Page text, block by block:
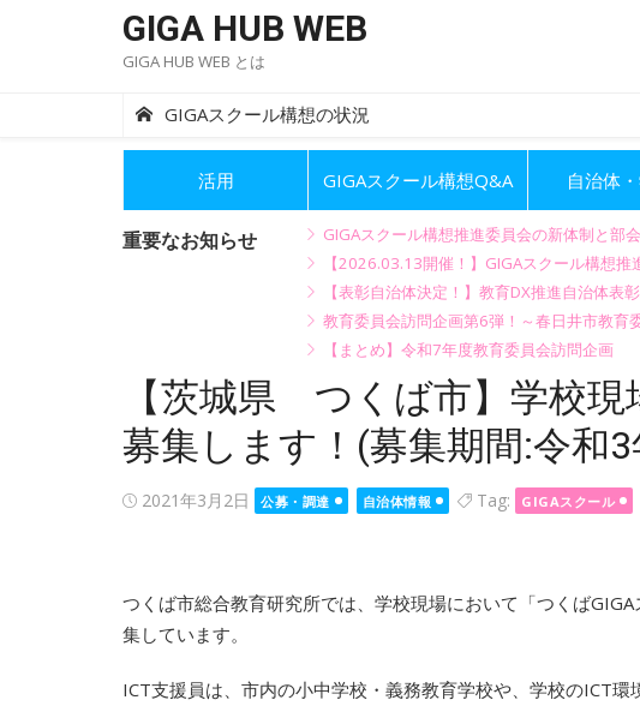
GIGA HUB WEB
GIGA HUB WEB とは
GIGAスクール構想の状況
活用 GIGAスクール構想Q&A 自治体
重要なお知らせ
GIGAスクール構想推進委員会の新体制と部
【2026.03.13開催！】GIGAスクール構想
【表彰自治体決定！】教育DX推進自治体表
教育委員会訪問企画第6弾！～春日井市教
【まとめ】令和7年度教育委員会訪問企画
【茨城県 つくば市】学校
募集します！(募集期間:令和
Posted
2021年3月2日 公募・調達 自治体情報 Tag: GIGAスクール
つくば市総合教育研究所では、学校現場において「つくば
集しています。
ICT支援員は、市内の小中学校・義務教育学校や、学校のICT